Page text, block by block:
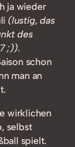
ja wieder
(lustig, das
des
;)).
schon
man an
wirklichen
selbst
spielt.